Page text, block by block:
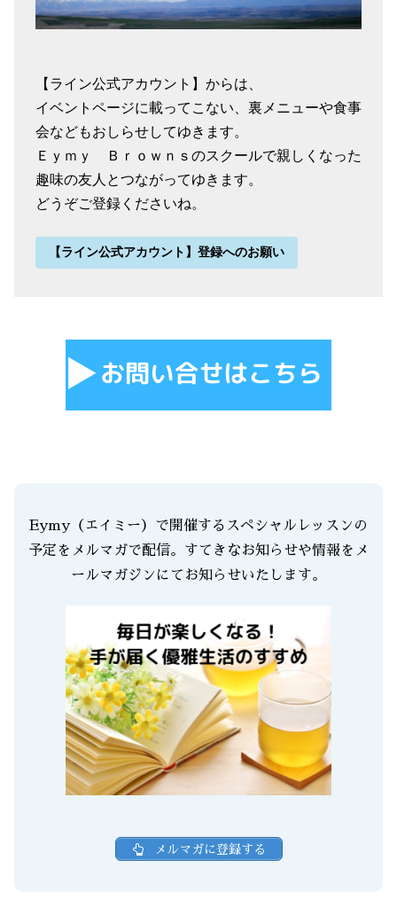
【ライン公式アカウント】からは、
イベントページに載ってこない、裏メニューや食事
会などもおしらせしてゆきます。
Ｅｙｍｙ Ｂｒｏｗｎｓのスクールで親しくなった
趣味の友人とつながってゆきます。
どうぞご登録くださいね。
【ライン公式アカウント】登録へのお願い
Eymy（エイミー）で開催するスペシャルレッスンの
予定をメルマガで配信。すてきなお知らせや情報をメ
ールマガジンにてお知らせいたします。
メルマガに登録する